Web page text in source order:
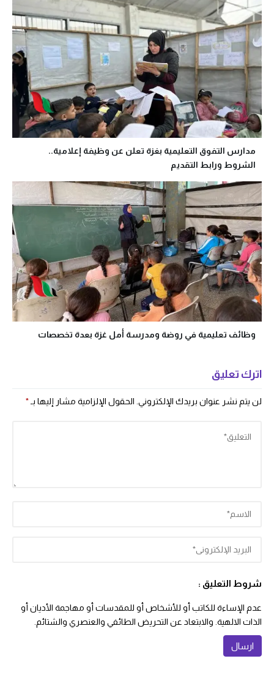
مدارس التفوق التعليمية بغزة تعلن عن وظيفة إعلامية..
الشروط ورابط التقديم
وظائف تعليمية في روضة ومدرسة أمل غزة بعدة تخصصات
اترك تعليق
لن يتم نشر عنوان بريدك الإلكتروني. الحقول الإلزامية مشار إليها بـ*
شروط التعليق :
عدم الإساءة للكاتب أو للأشخاص أو للمقدسات أو مهاجمة الأديان أو
الذات الالهية. والابتعاد عن التحريض الطائفي والعنصري والشتائم.